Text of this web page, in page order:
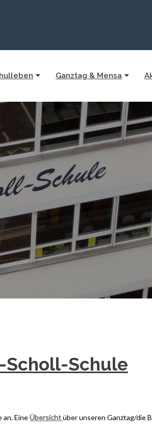
Ganztag & Mensa
Scholl-Schule
an. EineÜbersichtüber unseren Ganztag/die